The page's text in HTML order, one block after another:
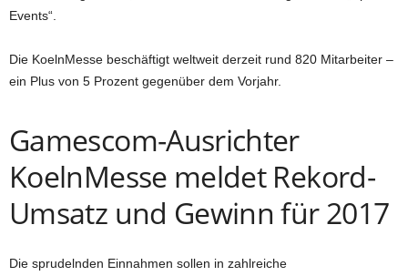
Events“.
Die KoelnMesse beschäftigt weltweit derzeit rund 820 Mitarbeiter –
ein Plus von 5 Prozent gegenüber dem Vorjahr.
Gamescom-Ausrichter
KoelnMesse meldet Rekord-
Umsatz und Gewinn für 2017
Die sprudelnden Einnahmen sollen in zahlreiche